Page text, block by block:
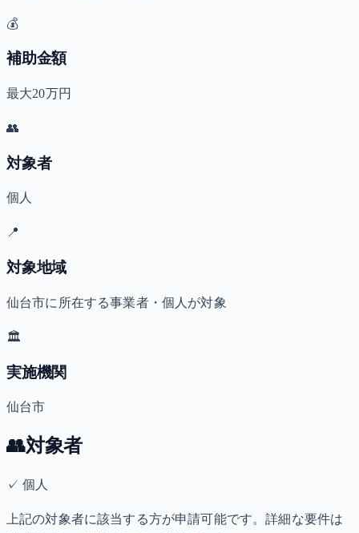
💰
補助金額
最大20万円
👥
対象者
個人
📍
対象地域
仙台市に所在する事業者・個人が対象
🏛️
実施機関
仙台市
👥対象者
✓個人
上記の対象者に該当する方が申請可能です。詳細な要件は